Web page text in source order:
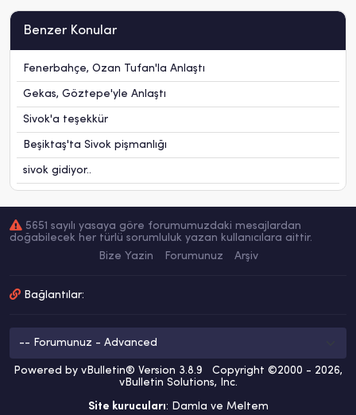
Benzer Konular
Fenerbahçe, Ozan Tufan'la Anlaştı
Gekas, Göztepe'yle Anlaştı
Sivok'a teşekkür
Beşiktaş'ta Sivok pişmanlığı
sivok gidiyor..
5651 sayılı yasaya göre forumumuzdaki mesajlardan
doğabilecek her türlü sorumluluk yazan kullanıcılara aittir.
Bize Yazin
Forumunuz Arşiv
Bağlantılar:
Powered by vBulletin® Version 3.8.9 Copyright ©2000 - 2026,
vBulletin Solutions, Inc.
Site kurucuları: Damla ve Meltem